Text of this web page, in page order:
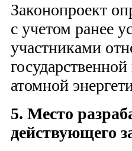
Законопроект
с учетом ранее
участниками
атомной
5. Место
действующего